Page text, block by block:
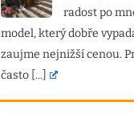
radost po
model, který dobře
zaujme nejnižší cenou.
často [...]